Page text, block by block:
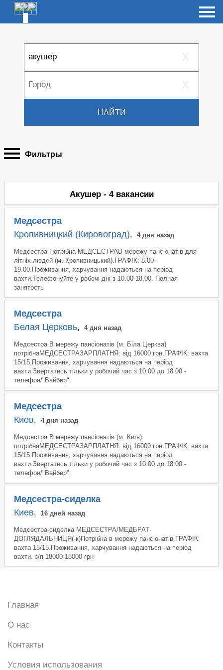
X
X
НАЙТИ
Фильтры
Акушер - 4 вакансии
Медсестра
Кропивницкий (Кировоград), 4 дня назад
Медсестра Потрібна МЕДСЕСТРАВ мережу пансіонатів для
літніх людей (м. Кропивницький).ГРАФІК: 8.00-
19.00.Проживання, харчування надаються на період
вахти.Телефонуйте у робочі дні з 10.00-18.00. Полная
занятость
Медсестра
Белая Церковь, 4 дня назад
Медсестра В мережу пансіонатів (м. Біла Церква)
потрібнаМЕДСЕСТРАЗАРПЛАТНЯ: від 16000 грн.ГРАФІК: вахта
15/15.Проживання, харчування надаються на період
вахти.Звертатись тільки у робочий час з 10.00 до 18.00 -
телефон/"Вайбер".
Медсестра
Киев, 4 дня назад
Медсестра В мережу пансіонатів (м. Київ)
потрібнаМЕДСЕСТРАЗАРПЛАТНЯ: від 16000 грн.ГРАФІК: вахта
15/15.Проживання, харчування надаються на період
вахти.Звертатись тільки у робочий час з 10.00 до 18.00 -
телефон/"Вайбер".
Медсестра-сиделка
Киев, 16 дней назад
Медсестра-сиделка МЕДСЕСТРА/МЕДБРАТ-
ДОГЛЯДАЛЬНИЦЯ(-к)Потрібна в мережу пансіонатів.ГРАФІК:
вахта 15/15.Проживання, харчування надаються на період
вахти. з/п 18000-18000 грн
Главная
О нас
Контакты
Условия использования